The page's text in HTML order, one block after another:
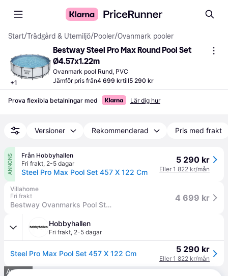
Start/Trädgård & Utemiljö/Pooler/Ovanmark pooler
+1
Bestway Steel Pro Max Round Pool Set
Ø4.57x1.22m
Ovanmark pool Rund, PVC
Jämför pris från4 699 krtill5 290 kr
Prova flexibla betalningar med Lär dig hur
Versioner Rekommenderad Pris med frakt
ANNONS
Från Hobbyhallen
Fri frakt, 2-5 dagar
Steel Pro Max Pool Set 457 X 122 Cm
5 290 kr
Eller 1 822 kr/mån
Villahome
Fri frakt
Bestway Ovanmarks Pool Steel Pro Max 4.57 m x 1.22 m
4 699 kr
Hobbyhallen
Fri frakt, 2-5 dagar
Steel Pro Max Pool Set 457 X 122 Cm 5 290 kr
Eller 1 822 kr/mån
Annons